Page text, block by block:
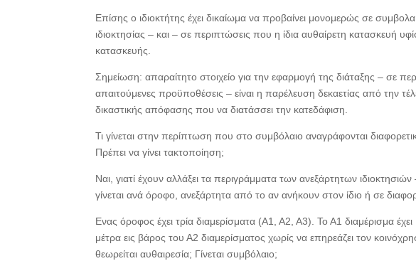
Επίσης ο ιδιοκτήτης έχει δικαίωμα να προβαίνει μονομερώς σε
ιδιοκτησίας – και – σε περιπτώσεις που η ίδια αυθαίρετη κατασκευή
κατασκευής.
Σημείωση: απαραίτητο στοιχείο για την εφαρμογή της διάταξης – σε
απαιτούμενες προϋποθέσεις – είναι η παρέλευση δεκαετίας από την
δικαστικής απόφασης που να διατάσσει την κατεδάφιση.
Τι γίνεται στην περίπτωση που στο συμβόλαιο αναγράφονται
Πρέπει να γίνει τακτοποίηση;
Ναι, γιατί έχουν αλλάξει τα περιγράμματα των ανεξάρτητων
γίνεται ανά όροφο, ανεξάρτητα από το αν ανήκουν στον ίδιο ή σε
Ενας όροφος έχει τρία διαμερίσματα (Α1, Α2, Α3). Το Α1 διαμέρισμα
μέτρα εις βάρος του Α2 διαμερίσματος χωρίς να επηρεάζει τον
θεωρείται αυθαιρεσία; Γίνεται συμβόλαιο;